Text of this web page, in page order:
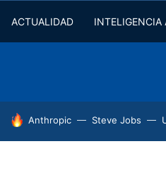
ACTUALIDAD INTELIGENCIA
HOY SE HABLA DE
Anthropic Steve Jobs